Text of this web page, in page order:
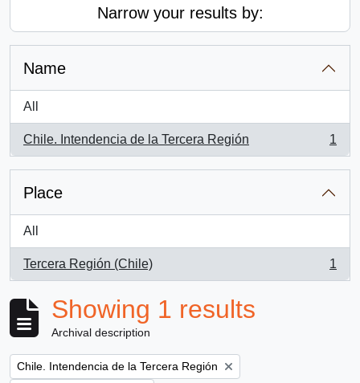
Narrow your results by:
Name
All
Chile. Intendencia de la Tercera Región
, 1 results
1
Place
All
Tercera Región (Chile)
, 1 results
1
Showing 1 results
Archival description
Remove filter:
Chile. Intendencia de la Tercera Región